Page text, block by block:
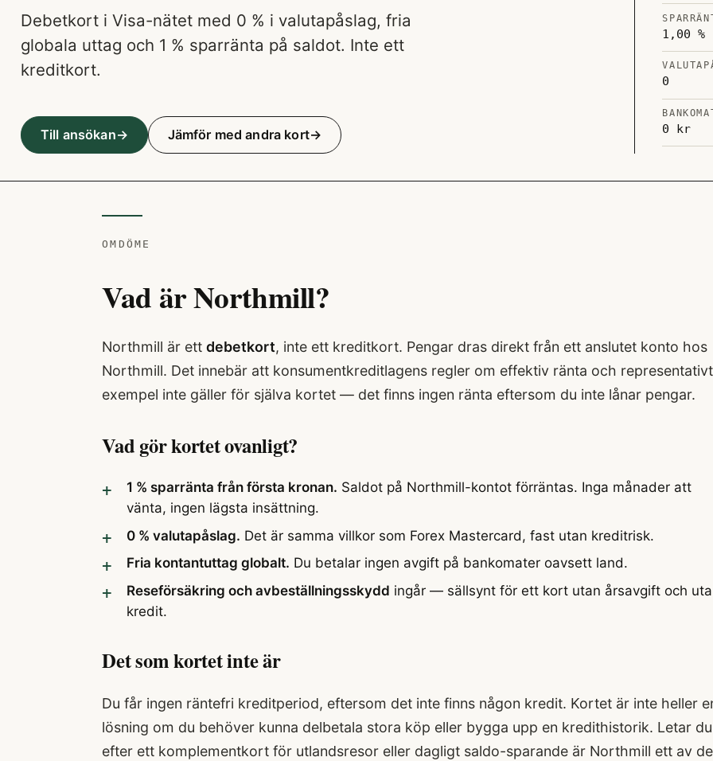
Debetkort i Visa-nätet med 0 % i valutapåslag, fria
globala uttag och 1 % sparränta på saldot. Inte ett
kreditkort.
Till ansökan Jämför med andra kort
1,00 %
0
0 kr
OMDÖME
Vad är Northmill?
Northmill är ett debetkort, inte ett kreditkort. Pengar dras direkt från ett anslutet konto hos
Northmill. Det innebär att konsumentkreditlagens regler om effektiv ränta och representativt
exempel inte gäller för själva kortet — det finns ingen ränta eftersom du inte lånar pengar.
Vad gör kortet ovanligt?
1 % sparränta från första kronan. Saldot på Northmill-kontot förräntas. Inga månader att
vänta, ingen lägsta insättning.
0 % valutapåslag. Det är samma villkor som Forex Mastercard, fast utan kreditrisk.
Fria kontantuttag globalt. Du betalar ingen avgift på bankomater oavsett land.
Reseförsäkring och avbeställningsskydd ingår — sällsynt för ett kort utan årsavgift och
kredit.
Det som kortet inte är
Du får ingen räntefri kreditperiod, eftersom det inte finns någon kredit. Kortet är inte heller
lösning om du behöver kunna delbetala stora köp eller bygga upp en kredithistorik. Letar du
efter ett komplementkort för utlandsresor eller dagligt saldo-sparande är Northmill ett av de